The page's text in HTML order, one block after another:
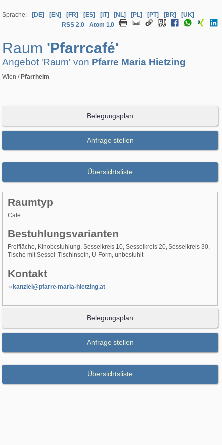
Sprache: [DE] [EN] [FR] [ES] [IT] [NL] [PL] [PT] [BR]
[UK]
RSS 2.0
Atom 1.0
Raum 'Pfarrcafé'
Angebot 'Raum' von Pfarre Maria Hietzing
Wien / Pfarrheim
Belegungsplan
Anfrage stellen
Übersichtsliste
Raumtyp
Cafe
Bestuhlungsvarianten
Freifläche, Kinobestuhlung, Sesselkreis 10, Sesselkreis 20, Sesselkreis 30,
Tische mit Sessel, Tischinseln, U-Form, unbestuhlt
Kontakt
kanzlei@pfarre-maria-hietzing.at
Belegungsplan
Anfrage stellen
Übersichtsliste